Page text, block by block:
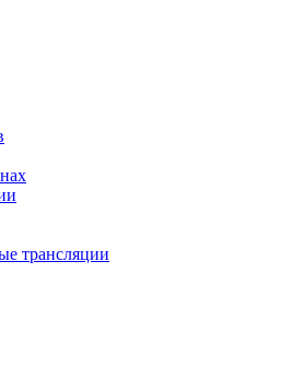
трансляции